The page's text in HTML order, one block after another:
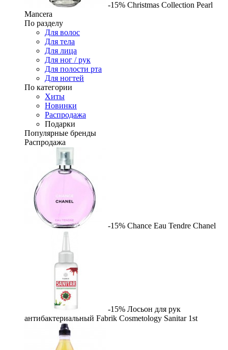
-15% Christmas Collection Pearl
Mancera
По разделу
Для волос
Для тела
Для лица
Для ног / рук
Для полости рта
Для ногтей
По категории
Хиты
Новинки
Распродажа
Подарки
Популярные бренды
Распродажа
-15% Chance Eau Tendre Chanel
-15% Лосьон для рук
антибактериальный Fabrik Cosmetology Sanitar 1st